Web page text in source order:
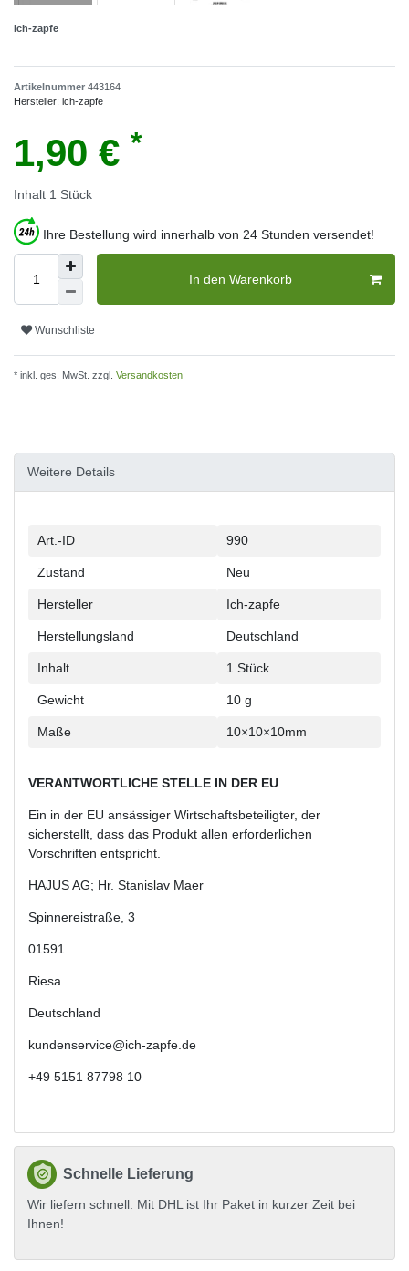
Ich-zapfe
Artikelnummer 443164
Hersteller: ich-zapfe
1,90 € *
Inhalt 1 Stück
Ihre Bestellung wird innerhalb von 24 Stunden versendet!
In den Warenkorb
Wunschliste
* inkl. ges. MwSt. zzgl. Versandkosten
Weitere Details
Technisches
Wert
Art.-ID 990
Zustand Neu
Hersteller Ich-zapfe
Herstellungsland Deutschland
Inhalt 1 Stück
Gewicht 10 g
Maße 10×10×10mm
VERANTWORTLICHE STELLE IN DER EU
Ein in der EU ansässiger Wirtschaftsbeteiligter, der
sicherstellt, dass das Produkt allen erforderlichen
Vorschriften entspricht.
HAJUS AG; Hr. Stanislav Maer
Spinnereistraße 3
01591
Riesa
Deutschland
kundenservice@ich-zapfe.de
+49 5151 87798 10
Schnelle Lieferung
Wir liefern schnell. Mit DHL ist Ihr Paket in kurzer Zeit bei
Ihnen!